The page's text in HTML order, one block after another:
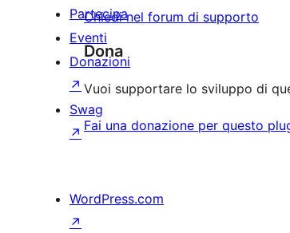
Chiedi nel forum di supporto
Dona
Vuoi supportare lo sviluppo di
Fai una donazione per questo
Partecipa
Eventi
Donazioni
↗
Swag
↗
WordPress.com
↗